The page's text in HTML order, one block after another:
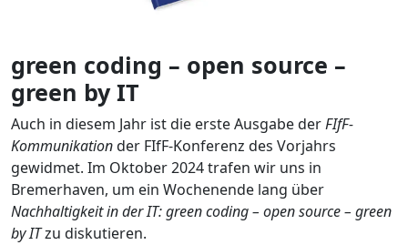
green coding – open source –
green by IT
Auch in diesem Jahr ist die erste Ausgabe derFIfF-
Kommunikationder FIfF-Konferenz des Vorjahrs
gewidmet. Im Oktober 2024 trafen wir uns in
Bremerhaven, um ein Wochenende lang über
Nachhaltigkeit in der IT: green coding – open source – green
by ITzu diskutieren.